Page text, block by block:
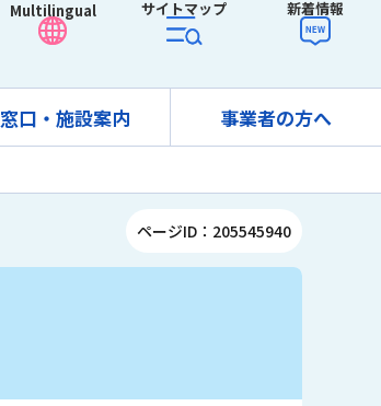
Multilingual サイトマップ 新着情報
窓口・施設案内 事業者の方へ
ページID：205545940